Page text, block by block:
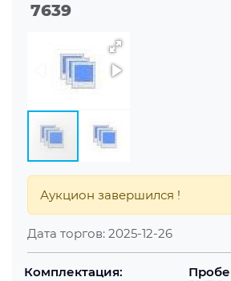
7639
Аукцион завершился !
Дата торгов: 2025-12-26
Комплектация: